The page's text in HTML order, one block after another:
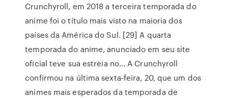
Crunchyroll, em 2018 a terceira temporada do
anime foi o título mais visto na maioria dos
países da América do Sul. [29] A quarta
temporada do anime, anunciado em seu site
oficial teve sua estreia no… A Crunchyroll
confirmou na última sexta-feira, 20, que um dos
animes mais esperados da temporada de